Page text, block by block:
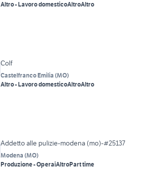
Altro - Lavoro domesticoAltroAltro
Colf
Castelfranco Emilia (MO)
Altro - Lavoro domesticoAltroAltro
Addetto alle pulizie-modena (mo)-#25137
Modena (MO)
Produzione - OperaiAltroPart time